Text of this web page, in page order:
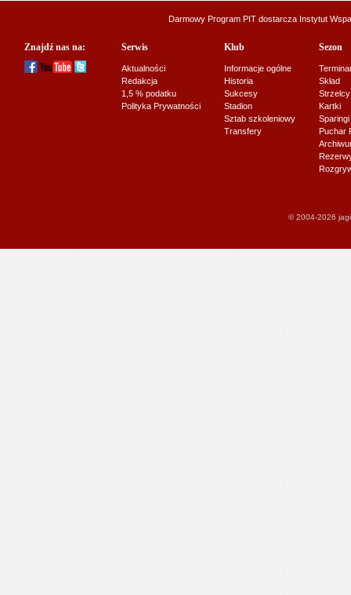
Darmowy Program PIT dostarcza Instytut
Znajdź nas na: Serwis
Aktualności
Redakcja
1,5 % podatku
Polityka Prywatności
Klub
Informacje ogólne
Historia
Sukcesy
Stadion
Sztab szkoleniowy
Transfery
Sezon
Skład
Strzelcy
Kartki
Sparingi
Puchar
© 2004-2026